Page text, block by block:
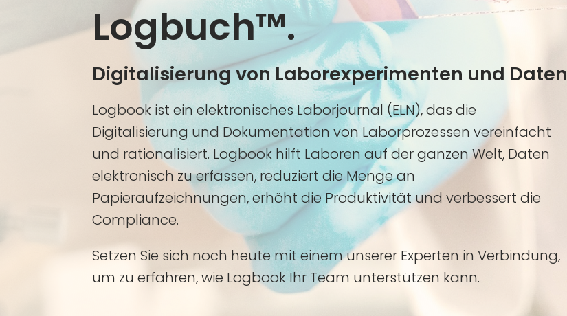
Logbuch™.
Digitalisierung von Laborexperimenten und Daten
Logbook ist ein elektronisches Laborjournal (ELN), das die
Digitalisierung und Dokumentation von Laborprozessen vereinfacht
und rationalisiert. Logbook hilft Laboren auf der ganzen Welt, Daten
elektronisch zu erfassen, reduziert die Menge an
Papieraufzeichnungen, erhöht die Produktivität und verbessert die
Compliance.
Setzen Sie sich noch heute mit einem unserer Experten in Verbindung,
um zu erfahren, wie Logbook Ihr Team unterstützen kann.